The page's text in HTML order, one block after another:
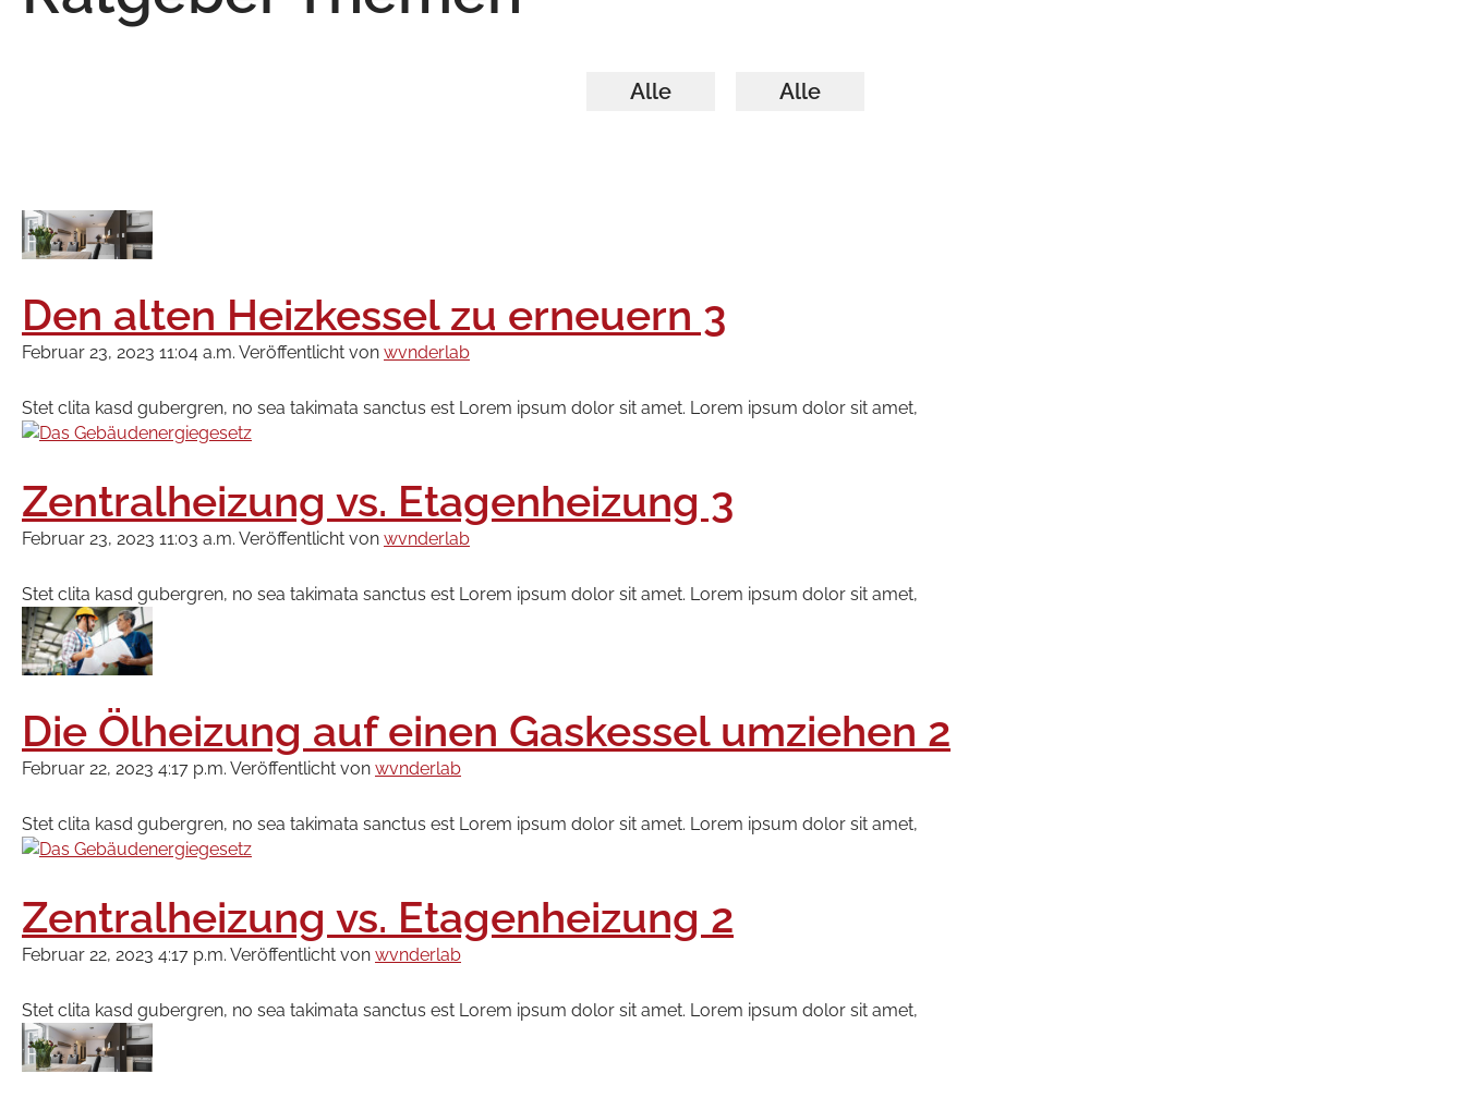
Alle Alle
Den alten Heizkessel zu erneuern 3
Februar 23, 2023 11:04 a.m. Veröffentlicht von wvnderlab
Stet clita kasd gubergren, no sea takimata sanctus est Lorem ipsum dolor sit amet. Lorem ipsum dolor sit amet,
Zentralheizung vs. Etagenheizung 3
Februar 23, 2023 11:03 a.m. Veröffentlicht von wvnderlab
Stet clita kasd gubergren, no sea takimata sanctus est Lorem ipsum dolor sit amet. Lorem ipsum dolor sit amet,
Die Ölheizung auf einen Gaskessel umziehen 2
Februar 22, 2023 4:17 p.m. Veröffentlicht von wvnderlab
Stet clita kasd gubergren, no sea takimata sanctus est Lorem ipsum dolor sit amet. Lorem ipsum dolor sit amet,
Zentralheizung vs. Etagenheizung 2
Februar 22, 2023 4:17 p.m. Veröffentlicht von wvnderlab
Stet clita kasd gubergren, no sea takimata sanctus est Lorem ipsum dolor sit amet. Lorem ipsum dolor sit amet,